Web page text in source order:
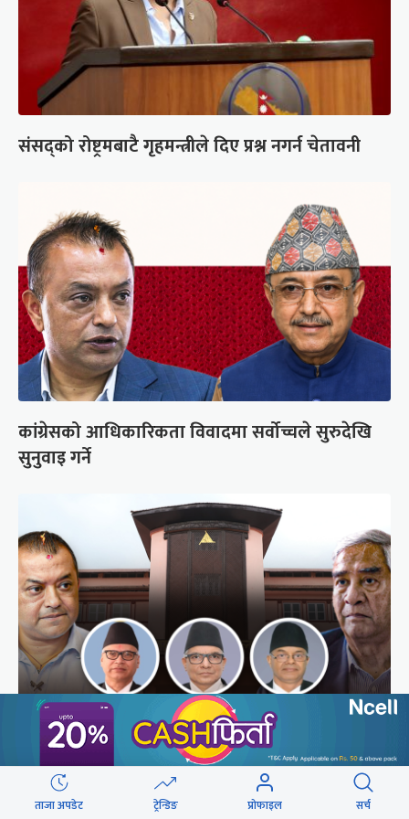
संसद्को रोष्ट्रमबाटै गृहमन्त्रीले दिए प्रश्न नगर्न चेतावनी
कांग्रेसको आधिकारिकता विवादमा सर्वोच्चले सुरुदेखि
सुनुवाइ गर्ने
अब सर्वोच्चले कसरी गर्छ कांग्रेस विवादको सुनुवाइ ?
ताजा अपडेट ट्रेन्डिङ प्रोफाइल सर्च